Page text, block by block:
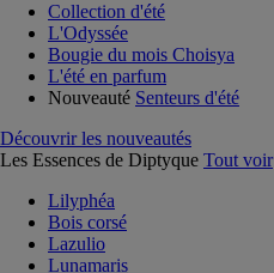
Collection d'été
L'Odyssée
Bougie du mois Choisya
L'été en parfum
Nouveauté Senteurs d'été
Découvrir les nouveautés
Les Essences de Diptyque Tout voir
Lilyphéa
Bois corsé
Lazulio
Lunamaris